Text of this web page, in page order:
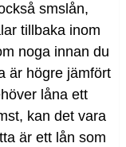
smslån,
tillbaka inom
noga innan du
är högre jämfört
låna ett
kan det vara
är ett lån som